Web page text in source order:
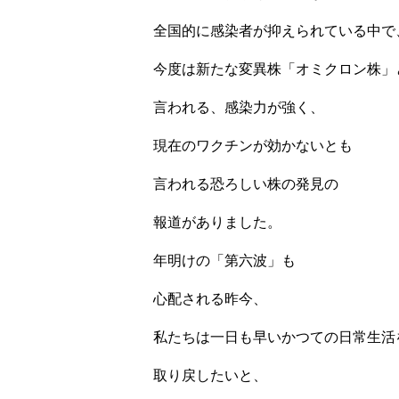
全国的に感染者が抑えられている中で
今度は新たな変異株「オミクロン株」
言われる、感染力が強く、
現在のワクチンが効かないとも
言われる恐ろしい株の発見の
報道がありました。
年明けの「第六波」も
心配される昨今、
私たちは一日も早いかつての日常生活
取り戻したいと、